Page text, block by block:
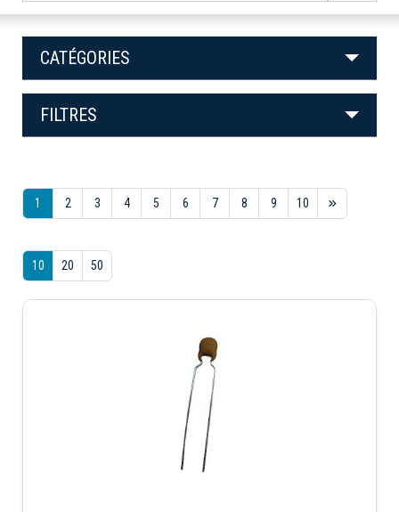
CATÉGORIES
FILTRES
1 2 3 4 5 6 7 8 9 10
10 20 50